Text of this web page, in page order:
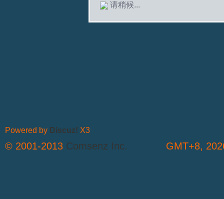
请稍候...
GMT+8,
Powered by Discuz! X3
© 2001-2013 Comsenz Inc.